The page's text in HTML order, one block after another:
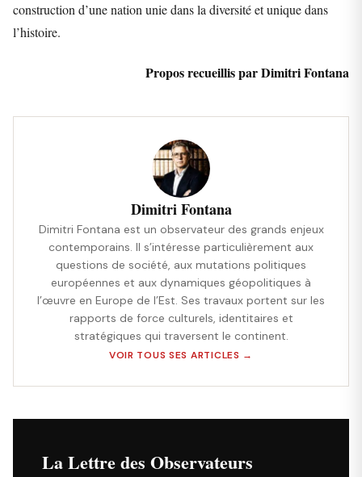
construction d’une nation unie dans la diversité et unique dans
l’histoire.
Propos recueillis par Dimitri Fontana
Dimitri Fontana
Dimitri Fontana est un observateur des grands enjeux
contemporains. Il s’intéresse particulièrement aux
questions de société, aux mutations politiques
européennes et aux dynamiques géopolitiques à
l’œuvre en Europe de l’Est. Ses travaux portent sur les
rapports de force culturels, identitaires et
stratégiques qui traversent le continent.
VOIR TOUS SES ARTICLES →
La Lettre des Observateurs